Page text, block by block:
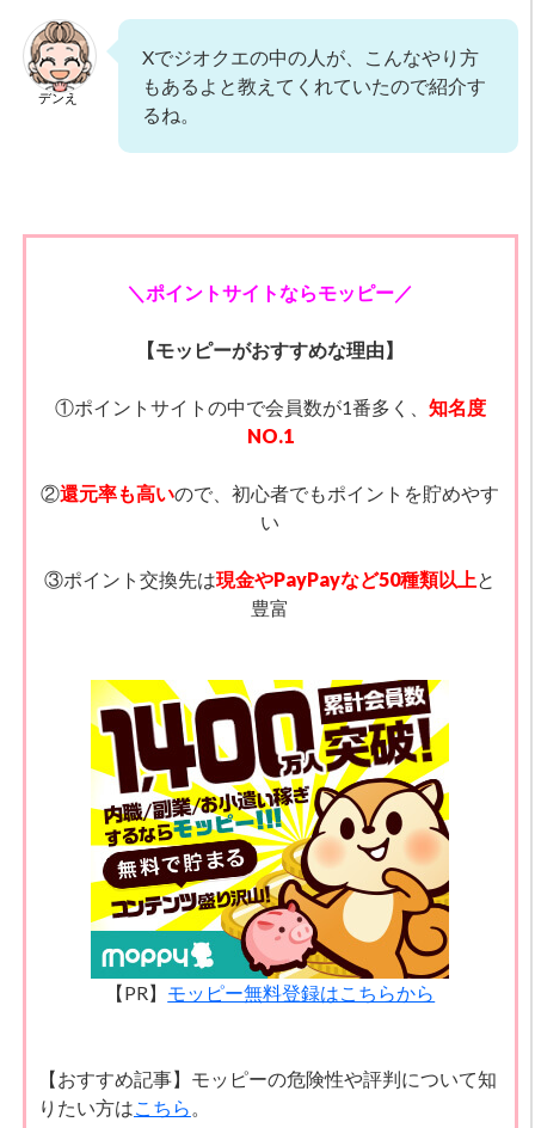
デンえ
Xでジオクエの中の人が、こんなやり方
もあるよと教えてくれていたので紹介す
るね。
＼ポイントサイトならモッピー／
【モッピーがおすすめな理由】
①ポイントサイトの中で会員数が1番多く、 知名度
NO.1
②還元率も高いので、初心者でもポイントを貯めやす
い
③ポイント交換先は現金やPayPayなど50種類以上と
豊富
【PR】 モッピー無料登録はこちらから
【おすすめ記事】モッピーの危険性や評判について知
りたい方はこちら 。